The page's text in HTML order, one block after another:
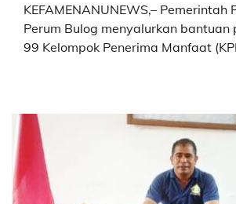
KEFAMENANUNEWS,– Pemerintah
Perum Bulog menyalurkan bantuan
99 Kelompok Penerima Manfaat